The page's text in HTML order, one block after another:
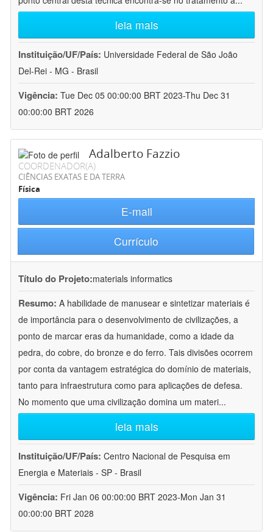
leia mais
Instituição/UF/País: Universidade Federal de São João
Del-Rei - MG - Brasil
Vigência: Tue Dec 05 00:00:00 BRT 2023-Thu Dec 31
00:00:00 BRT 2026
Adalberto Fazzio
COORDENADOR(A)
CIÊNCIAS EXATAS E DA TERRA
Física
E-mail
Currículo
Título do Projeto:materials informatics
Resumo: A habilidade de manusear e sintetizar materiais é
de importância para o desenvolvimento de civilizações, a
ponto de marcar eras da humanidade, como a idade da
pedra, do cobre, do bronze e do ferro. Tais divisões ocorrem
por conta da vantagem estratégica do domínio de materiais,
tanto para infraestrutura como para aplicações de defesa.
No momento que uma civilização domina um materi...
leia mais
Instituição/UF/País: Centro Nacional de Pesquisa em
Energia e Materiais - SP - Brasil
Vigência: Fri Jan 06 00:00:00 BRT 2023-Mon Jan 31
00:00:00 BRT 2028